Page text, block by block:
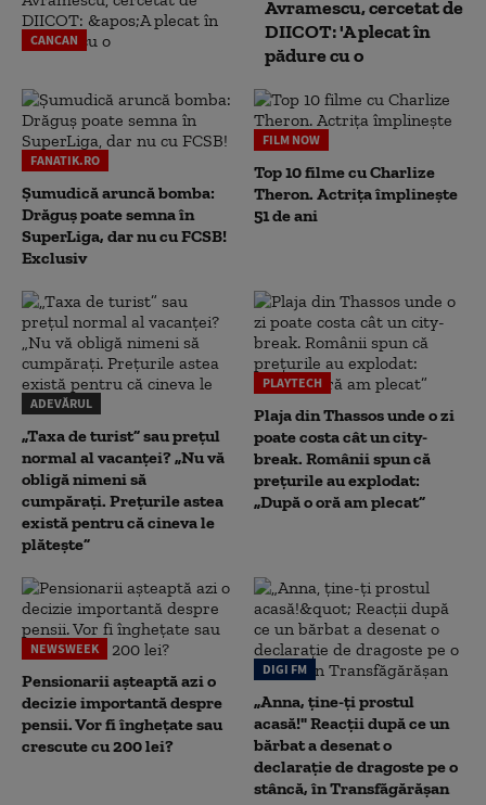
CANCAN
Avramescu, cercetat de
DIICOT: 'A plecat în
pădure cu o
FANATIK.RO
Șumudică aruncă bomba:
Drăguș poate semna în
SuperLiga, dar nu cu FCSB!
Exclusiv
FILM NOW
Top 10 filme cu Charlize
Theron. Actrița împlinește
51 de ani
ADEVĂRUL
„Taxa de turist” sau prețul
normal al vacanței? „Nu vă
obligă nimeni să
cumpărați. Prețurile astea
există pentru că cineva le
plătește”
PLAYTECH
Plaja din Thassos unde o zi
poate costa cât un city-
break. Românii spun că
prețurile au explodat:
„După o oră am plecat”
NEWSWEEK
Pensionarii așteaptă azi o
decizie importantă despre
pensii. Vor fi înghețate sau
crescute cu 200 lei?
DIGI FM
„Anna, ţine-ţi prostul
acasă!" Reacţii după ce un
bărbat a desenat o
declaraţie de dragoste pe o
stâncă, în Transfăgărăşan